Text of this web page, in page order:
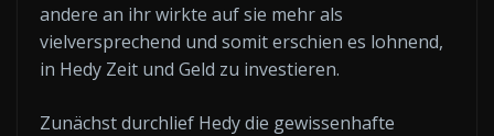
andere an ihr wirkte auf sie mehr als
vielversprechend und somit erschien es lohnend,
in Hedy Zeit und Geld zu investieren.
Zunächst durchlief Hedy die gewissenhafte